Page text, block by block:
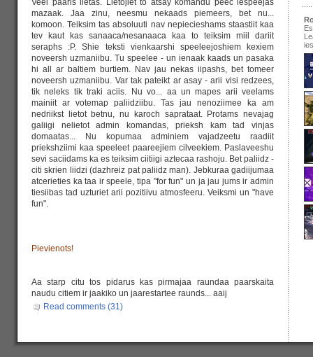
mazaak. Jaa zinu, neesmu nekaads piemeers, bet nu...
komoon. Teiksim tas absoluuti nav nepiecieshams staastiit kaa
tev kaut kas sanaaca/nesanaaca kaa to teiksim miil dariit
seraphs :P. Shie teksti vienkaarshi speeleejoshiem kexiem
noveersh uzmaniibu. Tu speelee - un ienaak kaads un pasaka
hi all ar baltiem burtiem. Nav jau nekas iipashs, bet tomeer
noveersh uzmaniibu. Var tak pateikt ar asay - arii visi redzees,
tik neleks tik traki aciis. Nu vo... aa un mapes arii veelams
mainiit ar votemap paliidziibu. Tas jau nenoziimee ka am
nedriikst lietot betnu, nu karoch saprataat. Protams nevajag
galiigi nelietot admin komandas, prieksh kam tad vinjas
domaatas... Nu kopumaa adminiem vajadzeetu raadiit
priekshziimi kaa speeleet paareejiem cilveekiem. Paslaveeshu
sevi saciidams ka es teiksim ciitiigi aztecaa rashoju. Bet paliidz -
citi skrien liidzi (dazhreiz pat paliidz man). Jebkuraa gadiijumaa
atcerieties ka taa ir speele, tipa "for fun" un ja jau jums ir admin
tiesiibas tad uzturiet arii pozitiivu atmosfeeru. Veiksmi un "have
fun".
Pievienots!
Aa starp citu tos pidarus kas pirmajaa raundaa paarskaita
naudu citiem ir jaakiko un jaarestartee raunds... aaij
Read comments (31)